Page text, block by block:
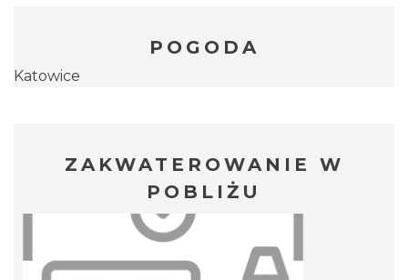
POGODA
Katowice
ZAKWATEROWANIE W
POBLIŻU